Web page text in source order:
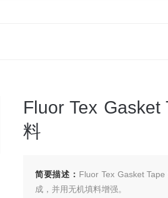
Fluor Tex
料
简要描述： Fluor Tex Gasket
成，并用无机填料增强。